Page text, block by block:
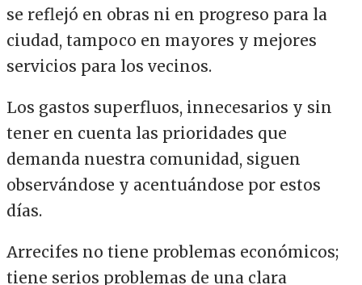
se reflejó en obras ni en progreso para la
ciudad, tampoco en mayores y mejores
servicios para los vecinos.
Los gastos superfluos, innecesarios y sin
tener en cuenta las prioridades que
demanda nuestra comunidad, siguen
observándose y acentuándose por estos
días.
Arrecifes no tiene problemas económicos;
tiene serios problemas de una clara